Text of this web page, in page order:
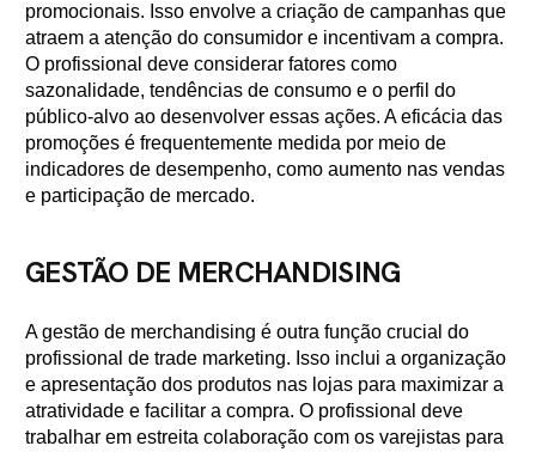
promocionais. Isso envolve a criação de campanhas que
atraem a atenção do consumidor e incentivam a compra.
O profissional deve considerar fatores como
sazonalidade, tendências de consumo e o perfil do
público-alvo ao desenvolver essas ações. A eficácia das
promoções é frequentemente medida por meio de
indicadores de desempenho, como aumento nas vendas
e participação de mercado.
GESTÃO DE MERCHANDISING
A gestão de merchandising é outra função crucial do
profissional de trade marketing. Isso inclui a organização
e apresentação dos produtos nas lojas para maximizar a
atratividade e facilitar a compra. O profissional deve
trabalhar em estreita colaboração com os varejistas para